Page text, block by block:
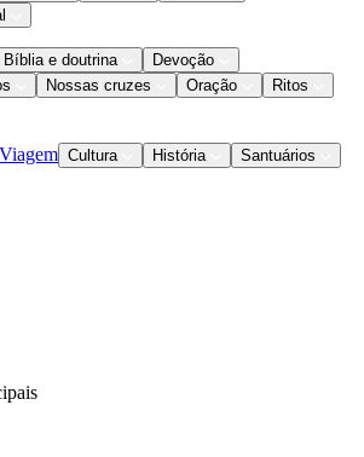
Bíblia e doutrina
Devoção
Nossas cruzes Oração
Ritos
Cultura História
Santuários